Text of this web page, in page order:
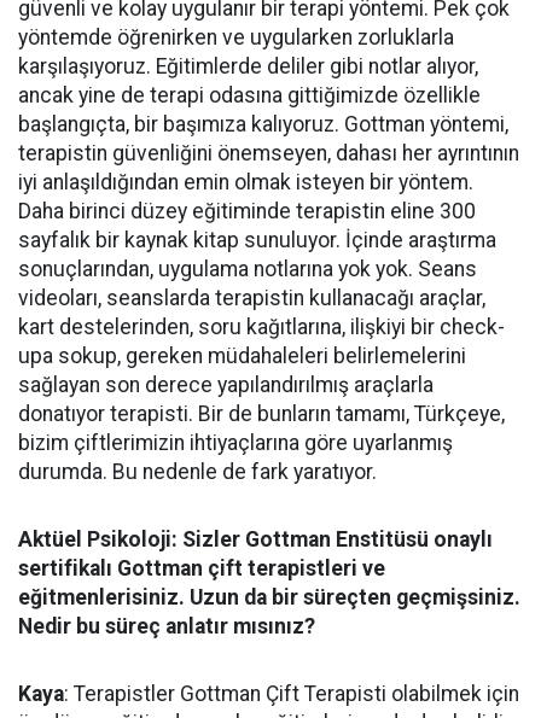
güvenli ve kolay uygulanır bir terapi yöntemi. Pek çok
yöntemde öğrenirken ve uygularken zorluklarla
karşılaşıyoruz. Eğitimlerde deliler gibi notlar alıyor,
ancak yine de terapi odasına gittiğimizde özellikle
başlangıçta, bir başımıza kalıyoruz. Gottman yöntemi,
terapistin güvenliğini önemseyen, dahası her ayrıntının
iyi anlaşıldığından emin olmak isteyen bir yöntem.
Daha birinci düzey eğitiminde terapistin eline 300
sayfalık bir kaynak kitap sunuluyor. İçinde araştırma
sonuçlarından, uygulama notlarına yok yok. Seans
videoları, seanslarda terapistin kullanacağı araçlar,
kart destelerinden, soru kağıtlarına, ilişkiyi bir check-
upa sokup, gereken müdahaleleri belirlemelerini
sağlayan son derece yapılandırılmış araçlarla
donatıyor terapisti. Bir de bunların tamamı, Türkçeye,
bizim çiftlerimizin ihtiyaçlarına göre uyarlanmış
durumda. Bu nedenle de fark yaratıyor.
Aktüel Psikoloji: Sizler Gottman Enstitüsü onaylı
sertifikalı Gottman çift terapistleri ve
eğitmenlerisiniz. Uzun da bir süreçten geçmişsiniz.
Nedir bu süreç anlatır mısınız?
Kaya: Terapistler Gottman Çift Terapisti olabilmek için